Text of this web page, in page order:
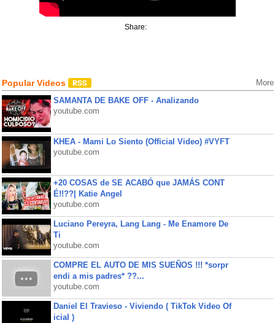
Share:
Popular Videos More
SAMANTA DE BAKE OFF - Analizando
youtube.com
KHEA - Mami Lo Siento (Official Video) #VYFT
youtube.com
+20 COSAS de SE ACABÓ que JAMÁS CONT
É!!??| Katie Angel
youtube.com
Luciano Pereyra, Lang Lang - Me Enamore De
Ti
youtube.com
COMPRE EL AUTO DE MIS SUEÑOS !!! *sorpr
endi a mis padres* ??...
youtube.com
Daniel El Travieso - Viviendo ( TikTok Video Of
icial )